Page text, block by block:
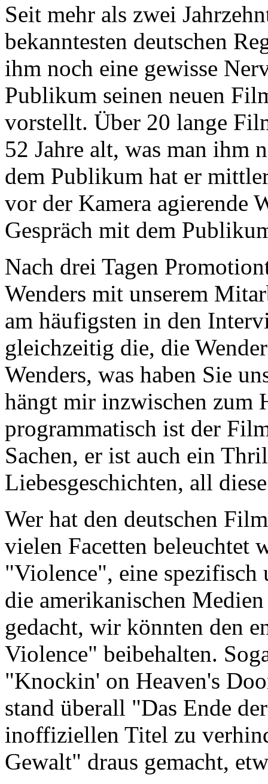
Seit mehr als zwei
bekanntesten deutschen
ihm noch eine gewisse
Publikum seinen neuen
vorstellt. Über 20 lange
52 Jahre alt, was man ihm
dem Publikum hat er
vor der Kamera agierende
Gespräch mit dem
Nach drei Tagen
Wenders mit unserem
am häufigsten in den
gleichzeitig die, die
Wenders, was haben Sie
hängt mir inzwischen zum
programmatisch ist der
Sachen, er ist auch ein
Liebesgeschichten, all
Wer hat den deutschen
vielen Facetten beleuchtet
"Violence", eine spezifisch
die amerikanischen
gedacht, wir könnten den
Violence" beibehalten.
"Knockin' on Heaven's
stand überall "Das Ende
inoffiziellen Titel zu
Gewalt" draus gemacht,